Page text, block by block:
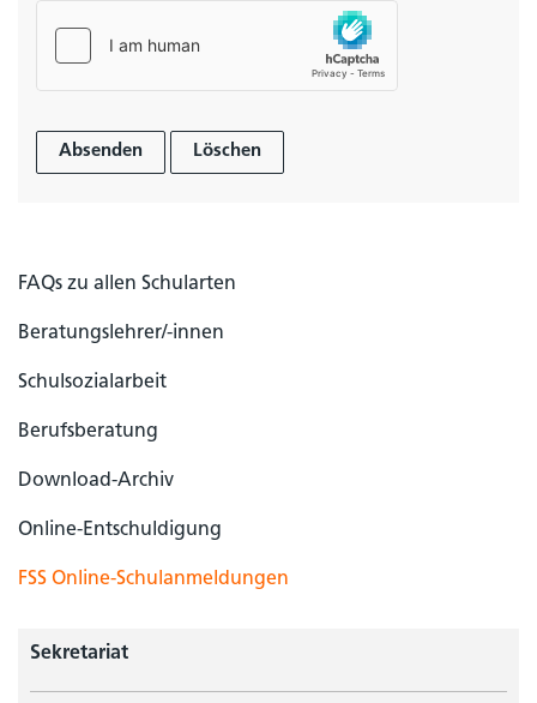
Absenden Löschen
FAQs zu allen Schularten
Beratungslehrer/-innen
Schulsozialarbeit
Berufsberatung
Download-Archiv
Online-Entschuldigung
FSS Online-Schulanmeldungen
Sekretariat